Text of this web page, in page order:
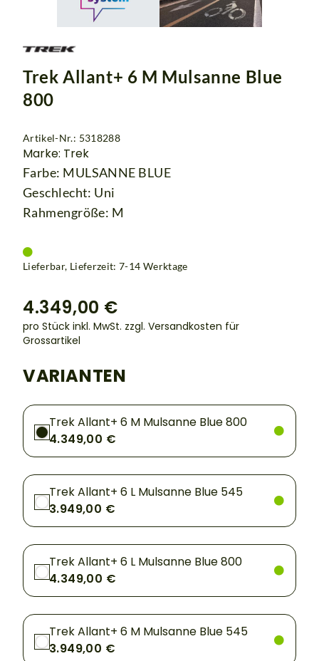
Trek Allant+ 6 M Mulsanne Blue
800
Artikel-Nr.: 5318288
Marke: Trek
Farbe: MULSANNE BLUE
Geschlecht: Uni
Rahmengröße: M
Lieferbar, Lieferzeit: 7-14 Werktage
4.349,00 €
pro Stück inkl. MwSt. zzgl. Versandkosten für
Grossartikel
VARIANTEN
Trek Allant+ 6 M Mulsanne Blue 800
4.349,00 €
Trek Allant+ 6 L Mulsanne Blue 545
3.949,00 €
Trek Allant+ 6 L Mulsanne Blue 800
4.349,00 €
Trek Allant+ 6 M Mulsanne Blue 545
3.949,00 €